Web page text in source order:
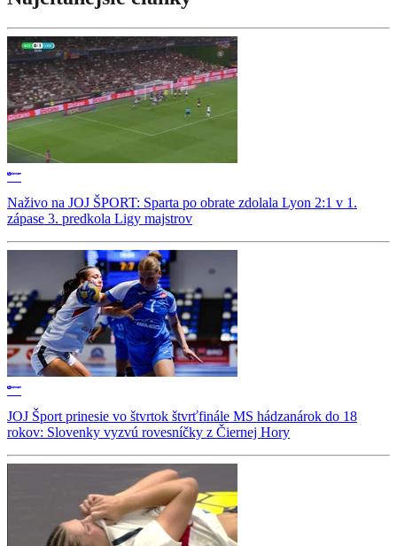
Naživo na JOJ ŠPORT: Sparta po obrate zdolala Lyon 2:1 v 1.
zápase 3. predkola Ligy majstrov
JOJ Šport prinesie vo štvrtok štvrťfinále MS hádzanárok do 18
rokov: Slovenky vyzvú rovesníčky z Čiernej Hory